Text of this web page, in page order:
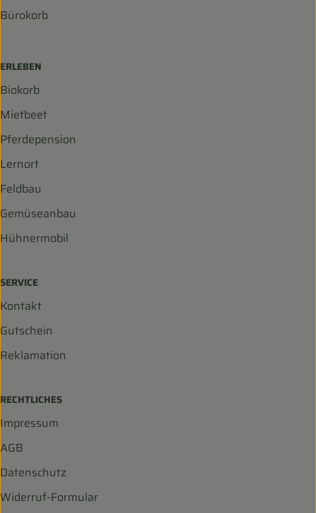
Bürokorb
ERLEBEN
Biokorb
Mietbeet
Pferdepension
Lernort
Feldbau
Gemüseanbau
Hühnermobil
SERVICE
Kontakt
Gutschein
Reklamation
RECHTLICHES
Impressum
AGB
Datenschutz
Widerruf-Formular